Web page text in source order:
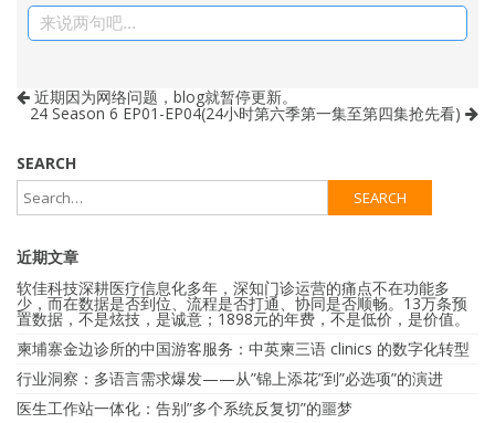
来说两句吧...
近期因为网络问题，blog就暂停更新。
24 Season 6 EP01-EP04(24小时第六季第一集至第四集抢先看)
SEARCH
近期文章
软佳科技深耕医疗信息化多年，深知门诊运营的痛点不在功能多
少，而在数据是否到位、流程是否打通、协同是否顺畅。13万条预
置数据，不是炫技，是诚意；1898元的年费，不是低价，是价值。
柬埔寨金边诊所的中国游客服务：中英柬三语 clinics 的数字化转型
行业洞察：多语言需求爆发——从”锦上添花”到”必选项”的演进
医生工作站一体化：告别”多个系统反复切”的噩梦